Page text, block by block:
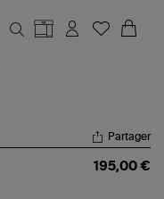
Partager
195,00 €